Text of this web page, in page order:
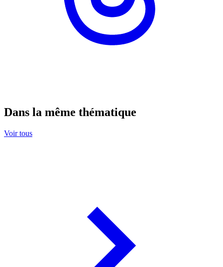
Dans la même thématique
Voir tous